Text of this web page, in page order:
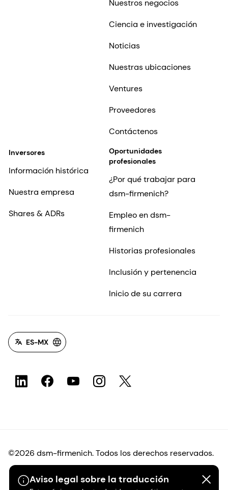
Aviso legal sobre la traducción
Nuestros negocios
Ciencia e investigación
Noticias
Nuestras ubicaciones
Ventures
Proveedores
Contáctenos
Inversores
Información histórica
Nuestra empresa
Shares & ADRs
Oportunidades
profesionales
¿Por qué trabajar para
dsm-firmenich?
Empleo en dsm-
firmenich
Historias profesionales
Inclusión y pertenencia
Inicio de su carrera
ES-MX
©2026 dsm-firmenich. Todos los derechos reservados.
Protección de datos